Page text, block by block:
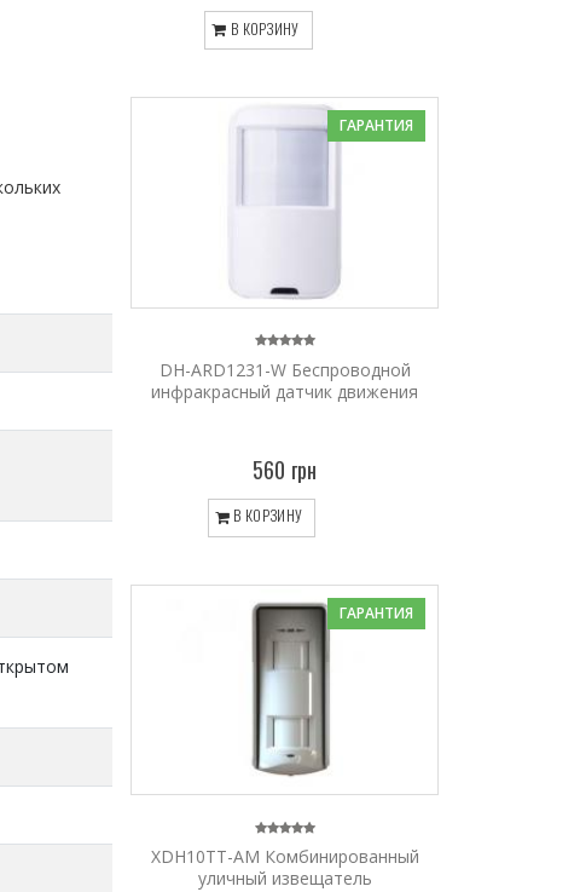
В КОРЗИНУ
ГАРАНТИЯ
DH-ARD1231-W Беспроводной
инфракрасный датчик движения
560 грн
В КОРЗИНУ
ГАРАНТИЯ
XDH10TT-AM Комбинированный
уличный извещатель